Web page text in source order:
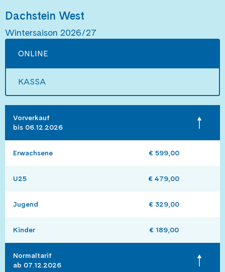
Dachstein West
Wintersaison 2026/27
ONLINE
KASSA
Vorverkauf
bis 06.12.2026
Erwachsene € 599,00
U25 € 479,00
Jugend € 329,00
Kinder € 189,00
Normaltarif
ab 07.12.2026